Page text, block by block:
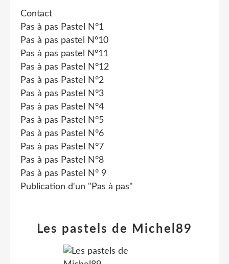
Contact
Pas à pas Pastel N°1
Pas à pas pastel N°10
Pas à pas pastel N°11
Pas à pas Pastel N°12
Pas à pas Pastel N°2
Pas à pas Pastel N°3
Pas à pas Pastel N°4
Pas à pas Pastel N°5
Pas à pas Pastel N°6
Pas à pas Pastel N°7
Pas à pas Pastel N°8
Pas à pas Pastel N° 9
Publication d'un "Pas à pas"
Les pastels de Michel89